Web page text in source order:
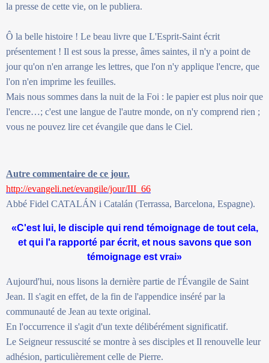
la presse de cette vie, on le publiera.
Ô la belle histoire ! Le beau livre que L'Esprit-Saint écrit
présentement ! Il est sous la presse, âmes saintes, il n'y a point de
jour qu'on n'en arrange les lettres, que l'on n'y applique l'encre, que
l'on n'en imprime les feuilles.
Mais nous sommes dans la nuit de la Foi : le papier est plus noir que
l'encre…; c'est une langue de l'autre monde, on n'y comprend rien ;
vous ne pouvez lire cet évangile que dans le Ciel.
Autre commentaire de ce jour.
http://evangeli.net/evangile/jour/III_66
Abbé Fidel CATALÁN i Catalán (Terrassa, Barcelona, Espagne).
«C'est lui, le disciple qui rend témoignage de tout cela,
et qui l'a rapporté par écrit, et nous savons que son
témoignage est vrai»
Aujourd'hui, nous lisons la dernière partie de l'Évangile de Saint
Jean. Il s'agit en effet, de la fin de l'appendice inséré par la
communauté de Jean au texte original.
En l'occurrence il s'agit d'un texte délibérément significatif.
Le Seigneur ressuscité se montre à ses disciples et Il renouvelle leur
adhésion, particulièrement celle de Pierre.